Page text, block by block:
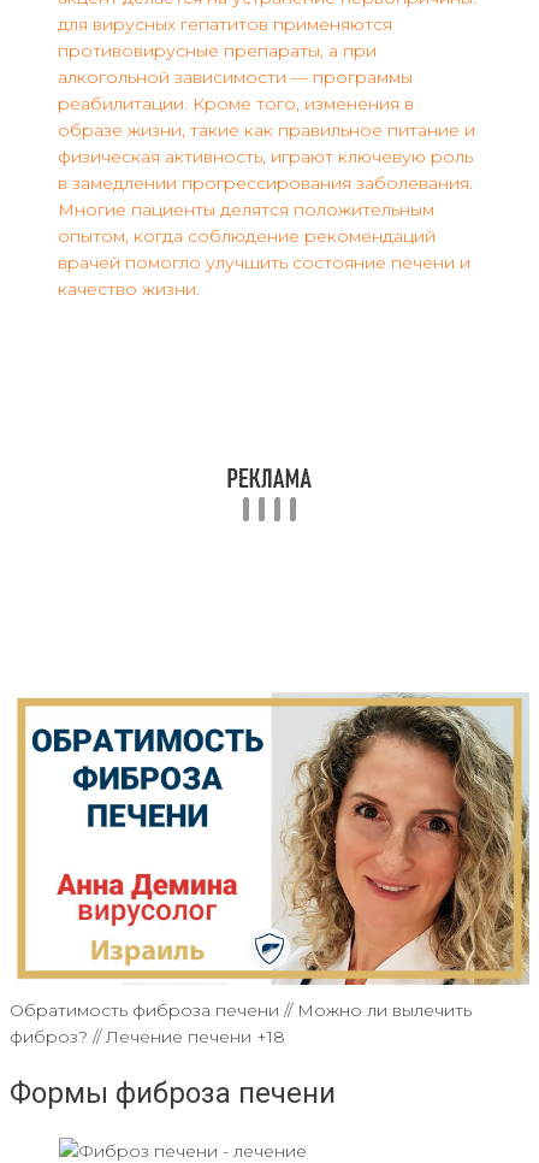
для вирусных гепатитов применяются
противовирусные препараты, а при
алкогольной зависимости — программы
реабилитации. Кроме того, изменения в
образе жизни, такие как правильное питание и
физическая активность, играют ключевую роль
в замедлении прогрессирования заболевания.
Многие пациенты делятся положительным
опытом, когда соблюдение рекомендаций
врачей помогло улучшить состояние печени и
качество жизни.
Обратимость фиброза печени // Можно ли вылечить
фиброз? // Лечение печени +18
Формы фиброза печени